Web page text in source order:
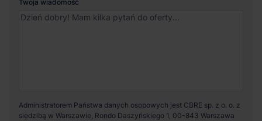
Twoja wiadomość
Administratorem Państwa danych osobowych jest CBRE sp. z o. o. z
siedzibą w Warszawie, Rondo Daszyńskiego 1, 00-843 Warszawa